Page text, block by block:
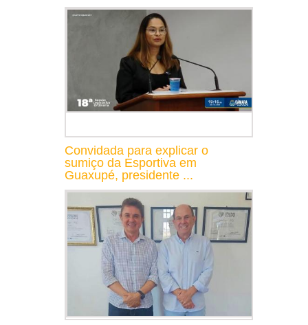
Convidada para explicar o
sumiço da Esportiva em
Guaxupé, presidente ...